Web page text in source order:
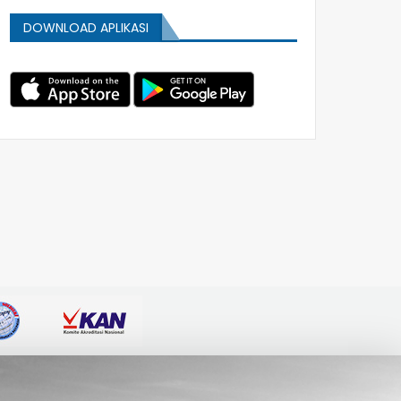
DOWNLOAD APLIKASI